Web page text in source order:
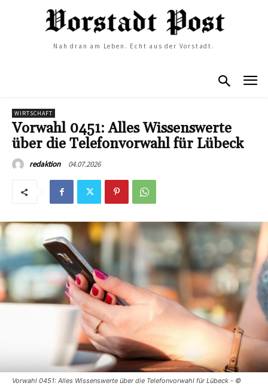
Nah dran am Leben. Echt aus der Vorstadt.
WIRTSCHAFT
Vorwahl 0451: Alles Wissenswerte
über die Telefonvorwahl für Lübeck
redaktion 04.07.2026
Vorwahl 0451: Alles Wissenswerte über die Telefonvorwahl für Lübeck - ©